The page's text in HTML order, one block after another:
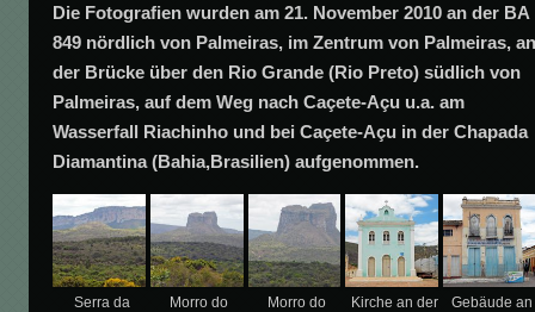
Die Fotografien wurden am 21. November 2010 an der BA
849 nördlich von Palmeiras, im Zentrum von Palmeiras,
der Brücke über den Rio Grande (Rio Preto) südlich von
Palmeiras, auf dem Weg nachCaçete-Açu u.a. am
Wasserfall Riachinho und bei Caçete-Açu in der Chapada
Diamantina (Bahia,Brasilien) aufgenommen.
Serra da
Morro do
Morro do
Kirche an der
Gebäude an